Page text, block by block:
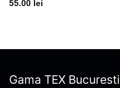
55.00 lei
Gama TEX Bucuresti